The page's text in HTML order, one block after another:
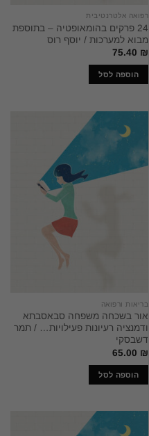
רפואה אלטרנטיבית
24 פרקים בהומאופטיה – בתוספת
מבוא למערכות / יוסף רוס
75.40 ₪
הוספה לסל
בריאות ורפואה
אור בשכחה משפחה סבאסבתא
ודמנציה רעיונות פעילויות… / תמר
דשבסקי
65.00 ₪
הוספה לסל